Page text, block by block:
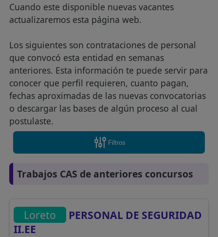
Cuando este disponible nuevas vacantes
actualizaremos esta página web.
Los siguientes son contrataciones de personal
que convocó esta entidad en semanas
anteriores. Esta información te puede servir para
conocer que perfil requieren, cuanto pagan,
fechas aproximadas de las nuevas convocatorias
o descargar las bases de algún proceso al cual
postulaste.
Filtros
Trabajos CAS de anteriores concursos
Loreto
PERSONAL DE SEGURIDAD
II.EE